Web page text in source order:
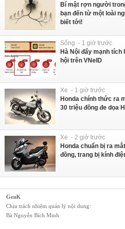
Bí mật rợn người
bạn đến từ một loài
biết tới!
Sống - 1 giờ trước
Hà Nội đẩy mạnh
hội trên VNeID
Xe - 1 giờ trước
Honda chính thức ra
30 triệu đồng đe dọa
Xe - 2 giờ trước
Honda chuẩn bị ra
đồng, trang bị kính
GenK
Chịu trách nhiệm quản lý nội dung:
Bà Nguyễn Bích Minh